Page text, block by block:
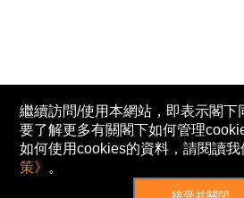
繼續訪問/使用本網站，即表示閣下
要了解更多有關閣下如何管理
如何使用cookies的資料，請閱讀我
策》 。